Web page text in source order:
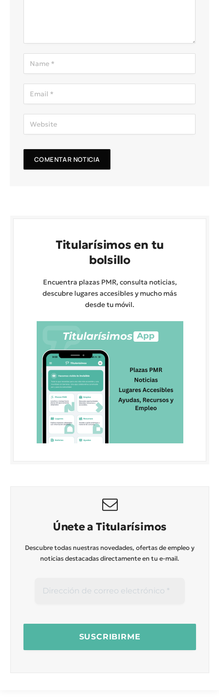
Titularísimos en tu
bolsillo
Encuentra plazas PMR, consulta noticias,
descubre lugares accesibles y mucho más
desde tu móvil.
Únete a Titularísimos
Descubre todas nuestras novedades, ofertas de empleo y
noticias destacadas directamente en tu e-mail.